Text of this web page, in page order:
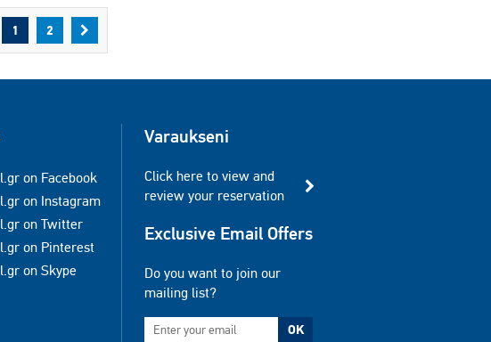
1 2
on Facebook
on Instagram
on Twitter
on Pinterest
on Skype
Varaukseni
Click here to view and
review your reservation
Exclusive Email Offers
Do you want to join our
mailing list?
OK